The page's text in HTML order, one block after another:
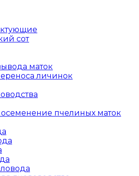
сот
маток
личинок
осеменение пчелиных маток